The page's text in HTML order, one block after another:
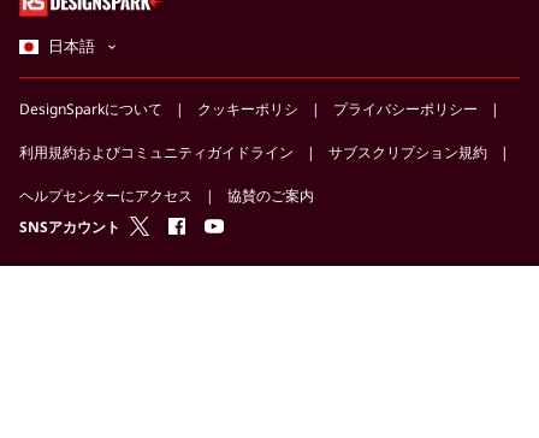
日本語
DesignSparkについて クッキーポリシ プライバシーポリシー
利用規約およびコミュニティガイドライン サブスクリプション規約
ヘルプセンターにアクセス
協賛のご案内
SNSアカウント twitterfacebookyoutube